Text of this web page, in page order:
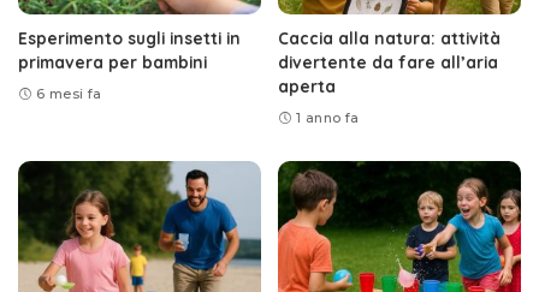
Esperimento sugli insetti in
primavera per bambini
6 mesi fa
Caccia alla natura: attività
divertente da fare all’aria
aperta
1 anno fa